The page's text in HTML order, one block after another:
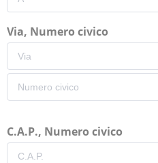
Via, Numero civico
C.A.P., Numero civico